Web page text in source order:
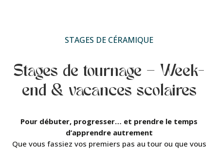
STAGES DE CÉRAMIQUE
Stages de tournage – Week-
end & vacances scolaires
Pour débuter, progresser… et prendre le temps
d’apprendre autrement
Que vous fassiez vos premiers pas au tour ou que vous